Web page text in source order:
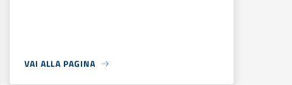
VAI ALLA PAGINA